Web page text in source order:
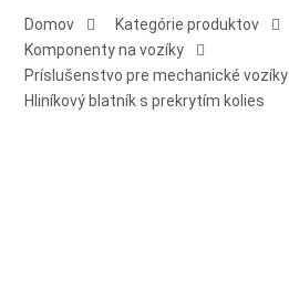
Domov
Kategórie produktov
Komponenty na vozíky
Príslušenstvo pre mechanické vozíky
Hliníkový blatník s prekrytím kolies